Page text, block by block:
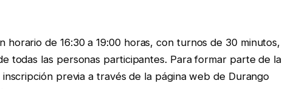
horario de 16:30 a 19:00 horas, con turnos de 30 minutos,
todas las personas participantes. Para formar parte de la
previa a través de la página web de Durango